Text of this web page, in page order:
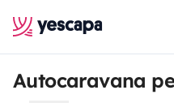
Autocaravana